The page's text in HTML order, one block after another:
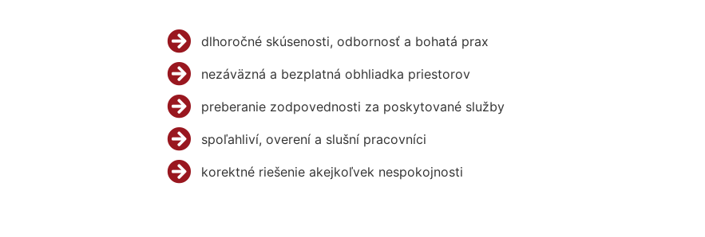
dlhoročné skúsenosti, odbornosť a bohatá prax
nezáväzná a bezplatná obhliadka priestorov
preberanie zodpovednosti za poskytované služby
spoľahliví, overení a slušní pracovníci
korektné riešenie akejkoľvek nespokojnosti